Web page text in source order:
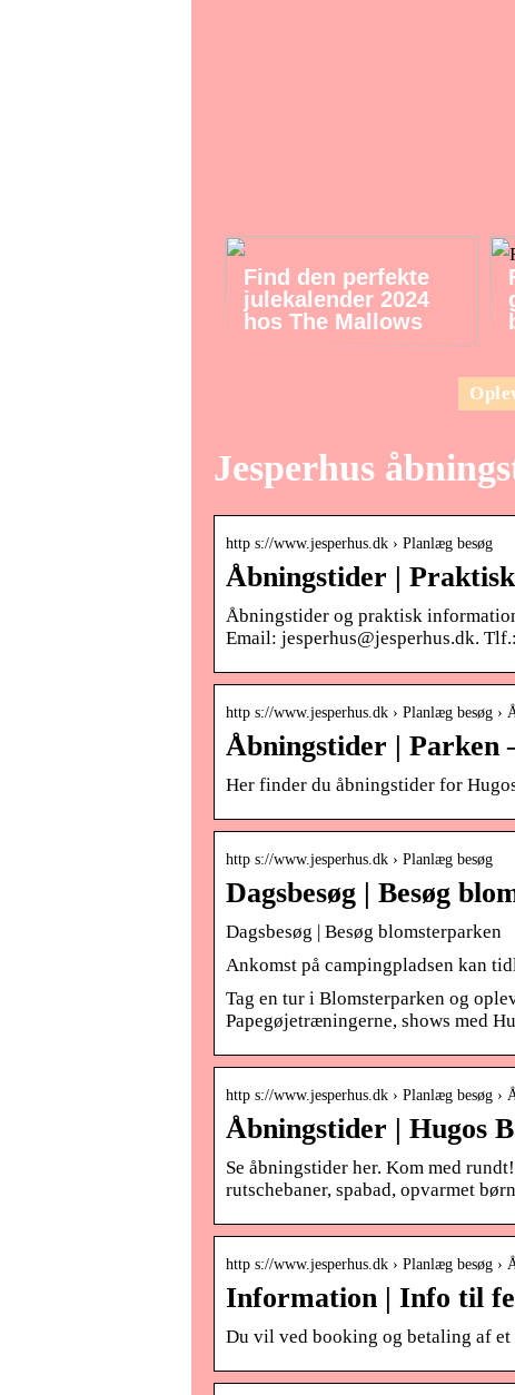
Find den perfekte
julekalender 2024
hos The Mallows
Jesperhus
http s://www.jesperhus.dk › Planlæg besøg
Åbningstider |
Åbningstider og praktisk
Email: jesperhus@jesperhus.dk.
http s://www.jesperhus.dk › Planlæg besøg ›
Åbningstider | Parken
Her finder du åbningstider for
http s://www.jesperhus.dk › Planlæg besøg
Dagsbesøg | Besøg
Dagsbesøg | Besøg blomsterparken
Ankomst på campingpladsen kan
Tag en tur i Blomsterparken og
Papegøjetræningerne, shows med
http s://www.jesperhus.dk › Planlæg besøg ›
Åbningstider | Hugos
Se åbningstider her. Kom med
rutschebaner, spabad, opvarmet
http s://www.jesperhus.dk › Planlæg besøg ›
Information | Info til
Du vil ved booking og betaling af